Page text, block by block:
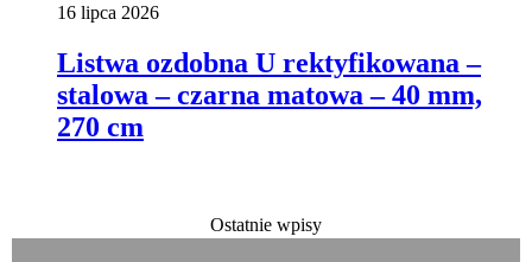
16 lipca 2026
Listwa ozdobna U rektyfikowana –
stalowa – czarna matowa – 40 mm,
270 cm
Ostatnie wpisy